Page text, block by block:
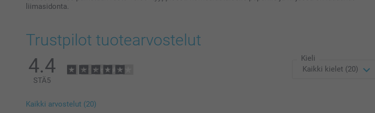
liimasidonta.
Trustpilot tuotearvostelut
4.4
STÄ5
Kieli
Kaikki arvostelut (20)